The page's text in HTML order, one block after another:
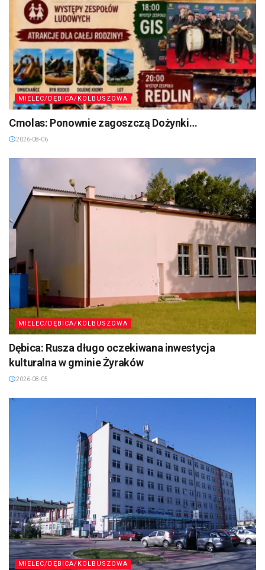
MIELEC/DĘBICA/KOLBUSZOWA
Cmolas: Ponownie zagoszczą Dożynki…
2026-08-06
MIELEC/DĘBICA/KOLBUSZOWA
Dębica: Rusza długo oczekiwana inwestycja
kulturalna w gminie Żyraków
2026-08-05
MIELEC/DĘBICA/KOLBUSZOWA